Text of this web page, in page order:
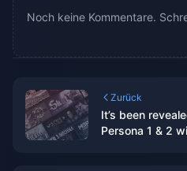
Noch keine Kommentare.
Zurück
It’s been
Persona 1 & 2